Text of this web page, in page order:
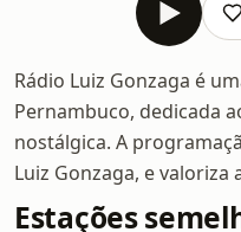
Rádio Luiz Gonzaga é
Pernambuco, dedicada
nostálgica. A
Luiz Gonzaga, e
Estações